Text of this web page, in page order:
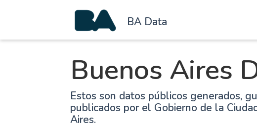
BA Data
Buenos Aires
Estos son datos públicos generados,
publicados por el Gobierno de la
Aires.